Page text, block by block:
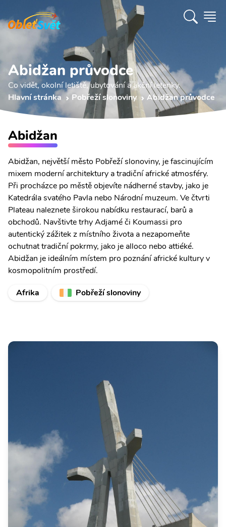
Abidžan průvodce
Co vidět, okolní letiště, ubytování a akční letenky.
Hlavní stránka
Pobřeží slonoviny Abidžan průvodce
Abidžan
Abidžan, největší město Pobřeží slonoviny, je fascinujícím
mixem moderní architektury a tradiční africké atmosféry.
Při procházce po městě objevíte nádherné stavby, jako je
Katedrála svatého Pavla nebo Národní muzeum. Ve čtvrti
Plateau naleznete širokou nabídku restaurací, barů a
obchodů. Navštivte trhy Adjamé či Koumassi pro
autentický zážitek z místního života a nezapomeňte
ochutnat tradiční pokrmy, jako je alloco nebo attiéké.
Abidžan je ideálním místem pro poznání africké kultury v
kosmopolitním prostředí.
Afrika
Pobřeží slonoviny